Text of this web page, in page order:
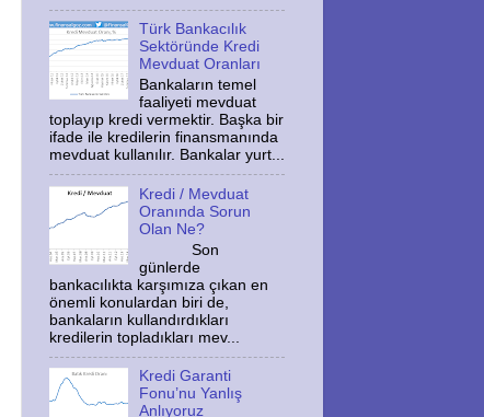
Türk Bankacılık
Sektöründe Kredi
Mevduat Oranları
Bankaların temel
faaliyeti mevduat
toplayıp kredi vermektir. Başka bir
ifade ile kredilerin finansmanında
mevduat kullanılır. Bankalar yurt...
Kredi / Mevduat
Oranında Sorun
Olan Ne?
Son
günlerde
bankacılıkta karşımıza çıkan en
önemli konulardan biri de,
bankaların kullandırdıkları
kredilerin topladıkları mev...
Kredi Garanti
Fonu’nu Yanlış
Anlıyoruz